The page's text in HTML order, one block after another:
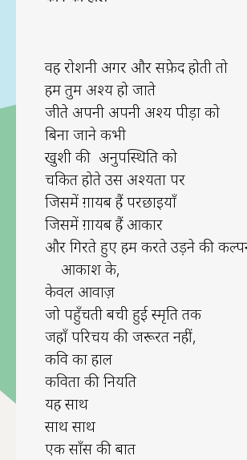
वह रोशनी अगर और सफ़ेद होती तो
हम तुम अदृश्य हो जाते
जीते अपनी अपनी अदृश्य पीड़ा को
बिना जाने कभी
खुशी की अनुपस्थिति को
चकित होते उस अदृश्यता पर
जिसमें ग़ायब हैं परछाइयाँ
जिसमें ग़ायब हैं आकार
और गिरते हुए हम करते उड़ने की
आकाश के,
केवल आवाज़
जो पहुँचती बची हुई स्मृति तक
जहाँ परिचय की जरूरत नहीं,
कवि का हाल
कविता की नियति
यह साथ
साथ साथ
एक साँस की बात